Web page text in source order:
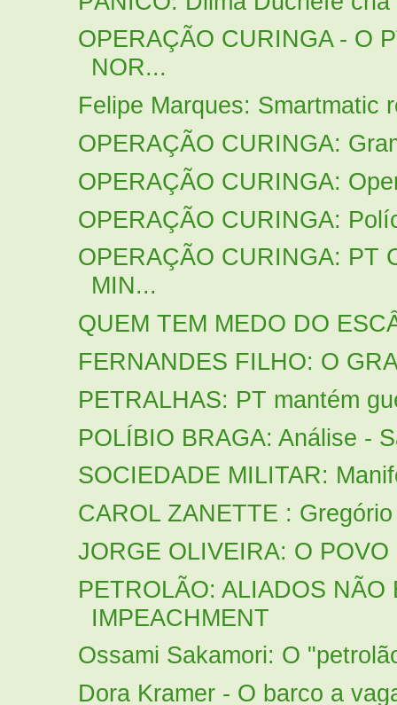
OPERAÇÃO CURINGA - O
NOR...
Felipe Marques: Smartmatic
OPERAÇÃO CURINGA:
OPERAÇÃO CURINGA:
OPERAÇÃO CURINGA:
OPERAÇÃO CURINGA: PT
MIN...
QUEM TEM MEDO DO
FERNANDES FILHO: O
PETRALHAS: PT mantém
POLÍBIO BRAGA: Análise -
SOCIEDADE MILITAR:
CAROL ZANETTE :
JORGE OLIVEIRA: O
PETROLÃO: ALIADOS
IMPEACHMENT
Ossami Sakamori: O
Dora Kramer - O barco a